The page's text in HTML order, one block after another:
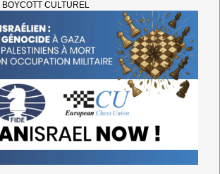
GÉNOCIDE
ISRAÉLIEN
CONTRE
LES
SEULE
UNE
LE
PERMETTRA.
BOYCOTT CULTUREL